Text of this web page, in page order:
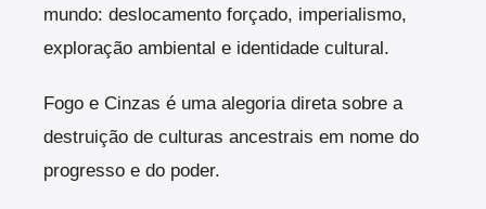
mundo: deslocamento forçado, imperialismo,
exploração ambiental e identidade cultural.
Fogo e Cinzas é uma alegoria direta sobre a
destruição de culturas ancestrais em nome do
progresso e do poder.